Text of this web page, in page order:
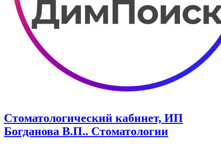
Стоматологический кабинет, ИП
Богданова В.П.. Стоматологии